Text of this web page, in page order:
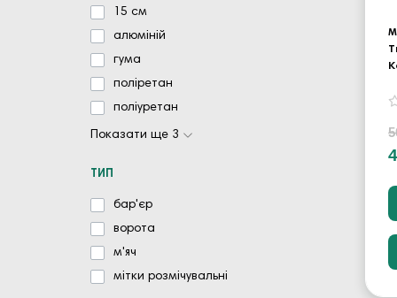
15 см
алюміній
гума
поліретан
поліуретан
Показати ще 3
ТИП
бар'єр
ворота
м'яч
мітки розмічувальні